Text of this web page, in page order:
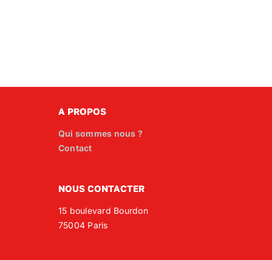
A PROPOS
Qui sommes nous ?
Contact
NOUS CONTACTER
15 boulevard Bourdon
75004 Paris